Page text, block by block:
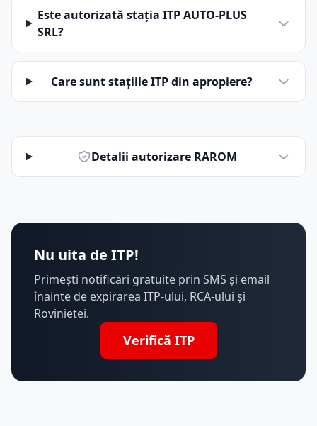
Este autorizată stația ITP AUTO-PLUS
SRL?
Care sunt stațiile ITP din apropiere?
Detalii autorizare RAROM
Nu uita de ITP!
Primești notificări gratuite prin SMS și email
înainte de expirarea ITP-ului, RCA-ului și
Rovinietei.
Verifică ITP